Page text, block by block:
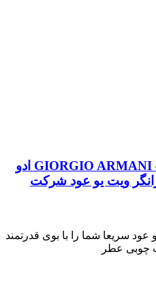
GIORGIO ARMANI – Stronger With You Oud ادو
ویت یو عود شرکت
عود سریعا شما را با بوی قدرتمند
چوبی عطر